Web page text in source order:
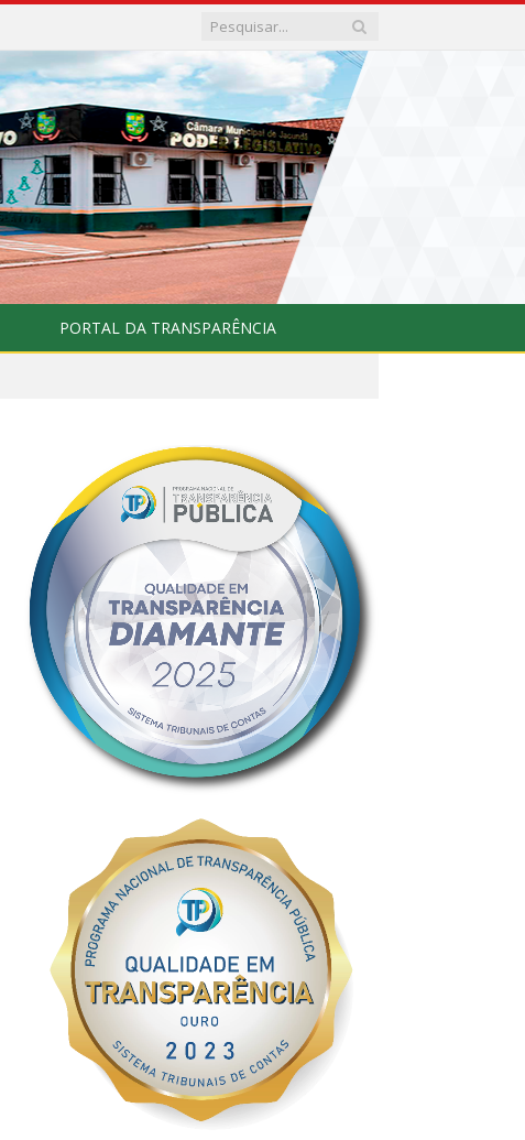
PORTAL DA TRANSPARÊNCIA